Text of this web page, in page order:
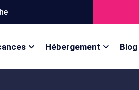
Hébergement Blog